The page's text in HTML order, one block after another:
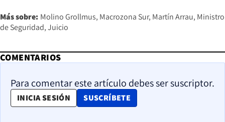
Más sobre: Molino Grollmus Macrozona Sur Martín Arrau Ministro
de Seguridad Juicio
COMENTARIOS
Para comentar este artículo debes ser suscriptor.
INICIA SESIÓN SUSCRÍBETE
OPENS IN NEW WINDOW